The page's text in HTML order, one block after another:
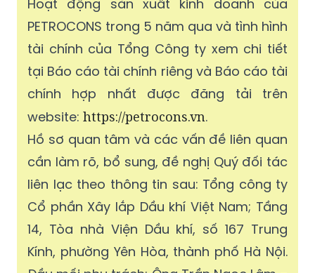
tài chính của Tổng Công ty xem chi tiết
tại Báo cáo tài chính riêng và Báo cáo tài
chính hợp nhất được đăng tải trên
website:https://petrocons.vn.
Hồ sơ quan tâm và các vấn đề liên quan
cần làm rõ, bổ sung, đề nghị Quý đối tác
liên lạc theo thông tin sau: Tổng công ty
Cổ phần Xây lắp Dầu khí Việt Nam; Tầng
14, Tòa nhà Viện Dầu khí, số 167 Trung
Kính, phường Yên Hòa, thành phố Hà Nội.
Đầu mối phụ trách: Ông Trần Ngọc Lâm –
Trưởng Ban Kế hoạch Đầu tư và Tái cơ